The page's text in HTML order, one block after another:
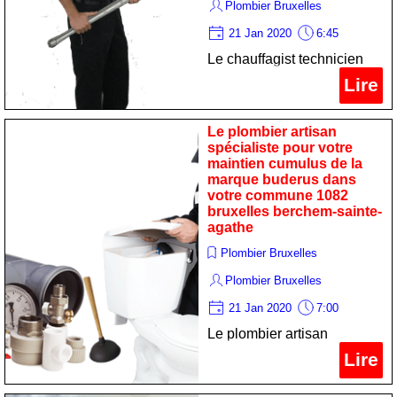
Plombier Bruxelles
21 Jan 2020 6:45
Le chauffagist technicien
professionnel pour votre
maintenance chauffage de
la marque riello dans votre
commune 1082 bruxelles
berchem-sainte-agathe
Lire
Le plombier artisan
spécialiste pour votre
maintien cumulus de la
marque buderus dans
votre commune 1082
bruxelles berchem-sainte-
agathe
Plombier Bruxelles
Plombier Bruxelles
21 Jan 2020 7:00
Le plombier artisan
maintien cumulus de la
Lire